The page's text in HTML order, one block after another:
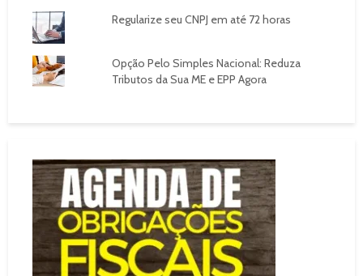
Regularize seu CNPJ em até 72 horas
Opção Pelo Simples Nacional: Reduza
Tributos da Sua ME e EPP Agora